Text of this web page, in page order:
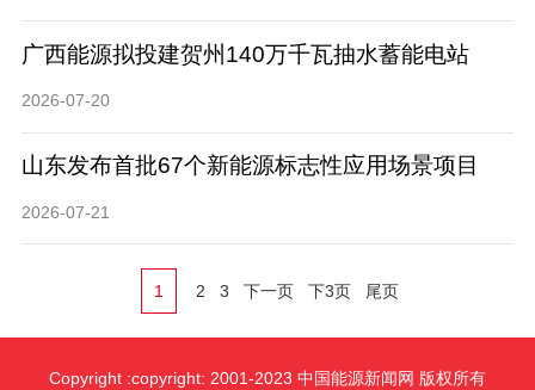
广西能源拟投建贺州140万千瓦抽水蓄能电站
2026-07-20
山东发布首批67个新能源标志性应用场景项目
2026-07-21
1 2 3 下一页 下3页 尾页
Copyright :copyright: 2001-2023 中国能源新闻网 版权所有